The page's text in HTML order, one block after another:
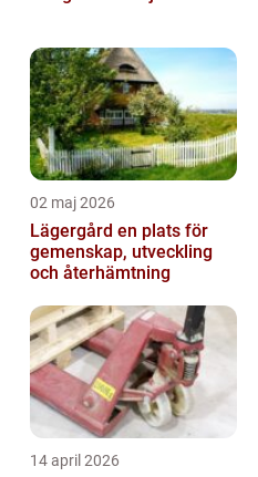
02 maj 2026
Lägergård en plats för
gemenskap, utveckling
och återhämtning
14 april 2026